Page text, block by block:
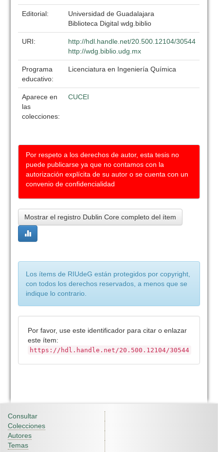
Editorial:
Universidad de Guadalajara
Biblioteca Digital wdg.biblio
URI:
http://hdl.handle.net/20.500.12104/30544
http://wdg.biblio.udg.mx
Programa
educativo:
Licenciatura en Ingeniería Química
Aparece en
las
colecciones:
CUCEI
Por respeto a los derechos de autor, esta tesis no
puede publicarse ya que no contamos con la
autorización explícita de su autor o se cuenta con un
convenio de confidencialidad
Mostrar el registro Dublin Core completo del ítem
Los ítems de RIUdeG están protegidos por copyright,
con todos los derechos reservados, a menos que se
indique lo contrario.
Por favor, use este identificador para citar o enlazar
este ítem:
https://hdl.handle.net/20.500.12104/30544
Consultar
Colecciones
Autores
Temas